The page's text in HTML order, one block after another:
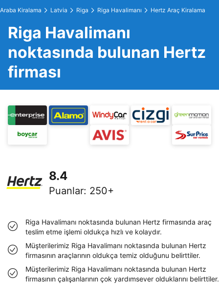
Araba Kiralama Latvia Riga Riga Havalimanı Hertz Araç Kiralama
Riga Havalimanı
noktasında bulunan Hertz
firması
8.4
Puanlar: 250+
Riga Havalimanı noktasında bulunan Hertz firmasında araç
teslim etme işlemi oldukça hızlı ve kolaydır.
Müşterilerimiz Riga Havalimanı noktasında bulunan Hertz
firmasının araçlarının oldukça temiz olduğunu belirttiler.
Müşterilerimiz Riga Havalimanı noktasında bulunan Hertz
firmasının çalışanlarının çok yardımsever olduklarını belirttiler.